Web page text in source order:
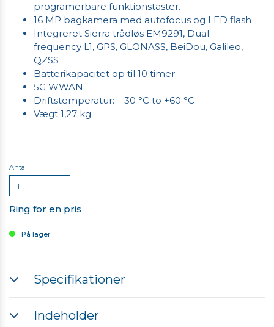
programerbare funktionstaster.
16 MP bagkamera med autofocus og LED flash
Integreret Sierra trådløs EM9291, Dual
frequency L1, GPS, GLONASS, BeiDou, Galileo,
QZSS
Batterikapacitet op til 10 timer
5G WWAN
Driftstemperatur: –30 °C to +60 °C
Vægt 1,27 kg
Antal
Ring for en pris
På lager
Specifikationer
Hukommelse: 8 GB RAM
Indeholder